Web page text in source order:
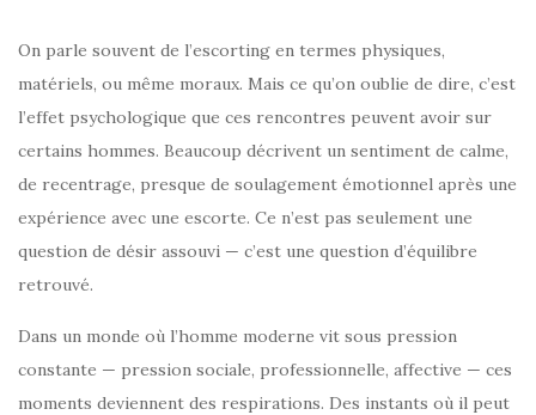
On parle souvent de l’escorting en termes physiques,
matériels, ou même moraux. Mais ce qu’on oublie de dire, c’est
l’effet psychologique que ces rencontres peuvent avoir sur
certains hommes. Beaucoup décrivent un sentiment de calme,
de recentrage, presque de soulagement émotionnel après une
expérience avec une escorte. Ce n’est pas seulement une
question de désir assouvi — c’est une question d’équilibre
retrouvé.
Dans un monde où l’homme moderne vit sous pression
constante — pression sociale, professionnelle, affective — ces
moments deviennent des respirations. Des instants où il peut